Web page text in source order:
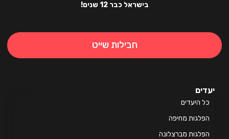
בישראל כבר 12 שנים!
חבילות שייט
היעדים
מחיפה
מברצלונה